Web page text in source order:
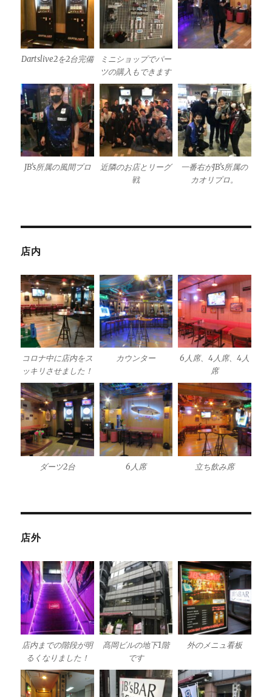
Dartslive2を2台完備
ミニショップでパー
ツの購入もできます
JB’s所属の風間プロ
近隣のお店とリーグ
戦
一番右がJB’s所属の
カオリプロ。
店内
コロナ中に店内をス
ッキリさせました！
カウンター
6人席、4人席、4人
席
ダーツ2台 6人席 立ち飲み席
店外
店内までの階段が明
るくなりました！
髙岡ビルの地下1階
です
外のメニュ看板